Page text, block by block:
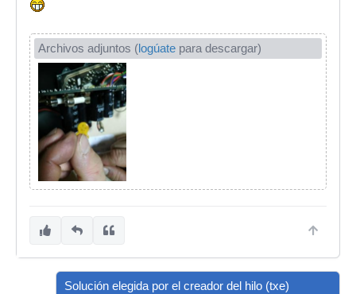
Archivos adjuntos (logúate para descargar)
Solución elegida por el creador del hilo (txe)